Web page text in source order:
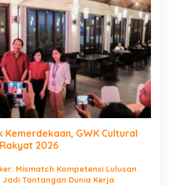
Kemerdekaan, GWK Cultural
2026
Mismatch Kompetensi Lulusan
Jadi Tantangan Dunia Kerja